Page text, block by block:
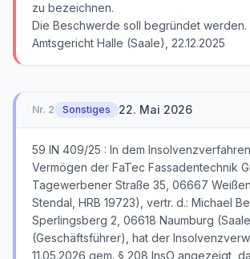
zu bezeichnen.
Die Beschwerde soll begründet werden.
Nr. 2 Sonstiges 22. Mai 2026
59 IN 409/25 : In dem
Vermögen der FaTec Fassadentechnik
Tagewerbener Straße 35, 06667
Stendal, HRB 19723), vertr. d.: Michael
Sperlingsberg 2, 06618 Naumburg
(Geschäftsführer), hat der
11.05.2026 gem. § 208 InsO angezeigt,